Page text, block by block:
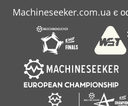
Volvo Ecr 145 Cl
Zettelmeyer Zl 402
Machineseeker.com.ua є